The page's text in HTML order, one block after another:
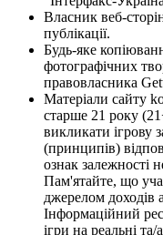
Власник веб-
публікації.
Будь-яке
фотографічних
правовласника
Матеріали сайту
старше 21 року
викликати ігрову
(принципів)
ознак залежності
Пам'ятайте, що
джерелом доходів
Інформаційний
ігри на реальні